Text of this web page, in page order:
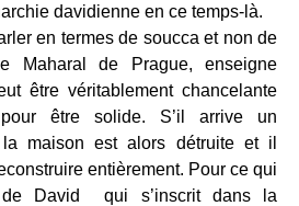
davidienne en ce temps-là.
en termes de soucca et non de
Maharal de Prague, enseigne
être véritablement chancelante
être solide. S’il arrive un
la maison est alors détruite et il
entièrement. Pour ce qui
David qui s’inscrit dans la